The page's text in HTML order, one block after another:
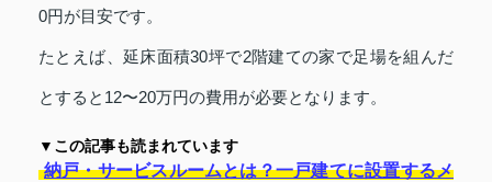
0円が目安です。
たとえば、延床面積30坪で2階建ての家で足場を組んだ
とすると12〜20万円の費用が必要となります。
▼この記事も読まれています
納戸・サービスルームとは？一戸建てに設置するメ